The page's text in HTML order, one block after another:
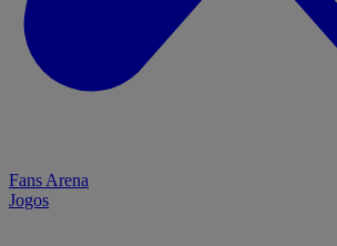
Fans Arena
Jogos